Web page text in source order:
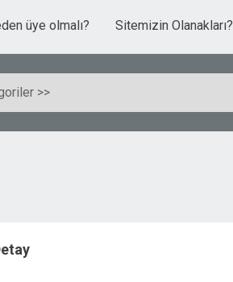
üye olmalı? Sitemizin Olanakları?